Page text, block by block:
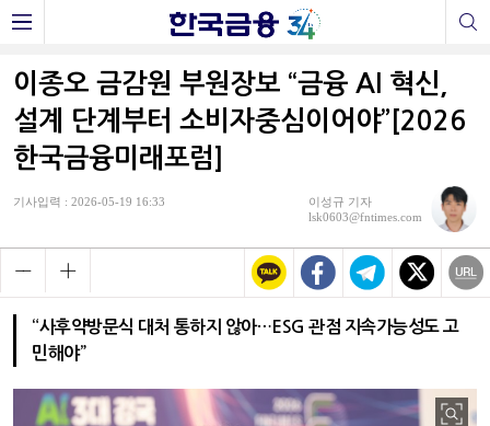
이종오 금감원 부원장보 “금융 AI 혁신,
설계 단계부터 소비자중심이어야”[2026
한국금융미래포럼]
기사입력 : 2026-05-19 16:33
이성규 기자
lsk0603@fntimes.com
“사후약방문식 대처 통하지 않아…ESG 관점 지속가능성도 고
민해야”